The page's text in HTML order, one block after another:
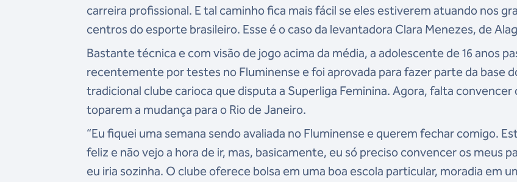
carreira profissional. E tal caminho fica mais fácil se eles estiverem atuando nos
centros do esporte brasileiro. Esse é o caso da levantadora Clara Menezes, de
Bastante técnica e com visão de jogo acima da média, a adolescente de 16 anos
recentemente por testes no Fluminense e foi aprovada para fazer parte da base
tradicional clube carioca que disputa a Superliga Feminina. Agora, falta convencer
toparem a mudança para o Rio de Janeiro.
“Eu fiquei uma semana sendo avaliada no Fluminense e querem fechar comigo.
feliz e não vejo a hora de ir, mas, basicamente, eu só preciso convencer os meus
eu iria sozinha. O clube oferece bolsa em uma boa escola particular, moradia em